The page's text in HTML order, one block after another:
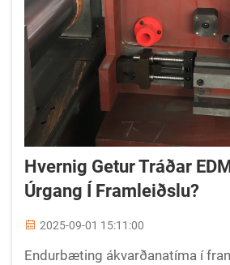
Hvernig Getur Tráðar
Úrgang Í Framleiðslu?
2025-09-01 15:11:00
Endurbæting ákvarðanatíma í